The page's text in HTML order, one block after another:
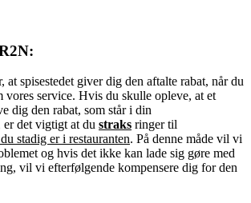
at spisestedet giver dig den aftalte rabat, når du
vores service. Hvis du skulle opleve, at et
dig den rabat, som står i din
det vigtigt at du straks ringer til
stadig er i restauranten. På denne måde vil vi
og hvis det ikke kan lade sig gøre med
vil vi efterfølgende kompensere dig for den